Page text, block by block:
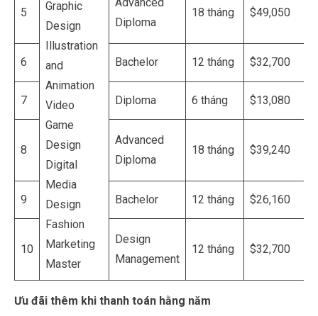
Design
Illustration
and
Animation
Video
Game
Design
Digital
Media
Design
Fashion
Marketing
Master
Diploma
6 Bachelor 12 tháng $32,700
7 Diploma 6 tháng $13,080
Diploma
9 Bachelor 12 tháng $26,160
Management